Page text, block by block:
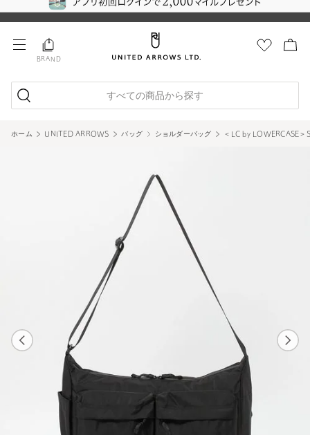
BRAND
すべての商品から探す
ホーム UNITED ARROWS バッグ ショルダーバッグ ＜LC by LOWERCASE
BLACK
1 17